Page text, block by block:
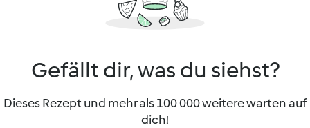
Gefällt dir, was du siehst?
Dieses Rezept und mehr als 100 000 weitere warten auf
dich!